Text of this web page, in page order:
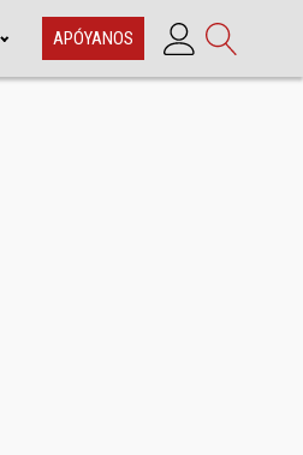
APÓYANOS